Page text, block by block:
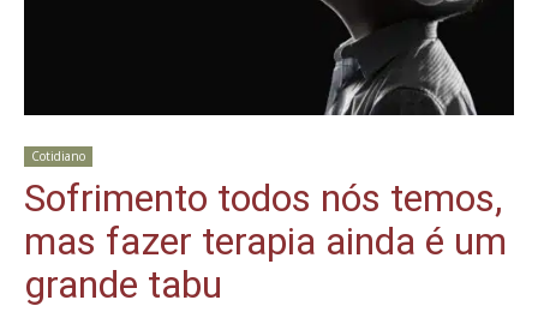
Cotidiano
Sofrimento todos nós temos,
mas fazer terapia ainda é um
grande tabu